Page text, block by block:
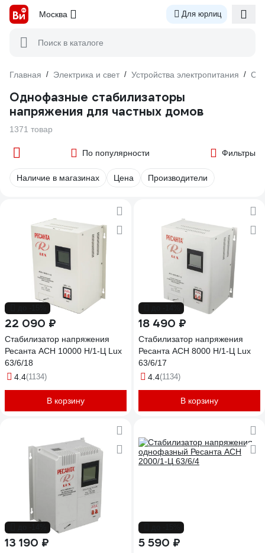
Москва Для юрлиц
Поиск в каталоге
Главная / Электрика и свет / Устройства электропитания /
Однофазные стабилизаторы
напряжения для частных домов
1371 товар
По популярности Фильтры
Наличие в магазинах Цена Производители
22 090 ₽
Стабилизатор напряжения
Ресанта АСН 10000 Н/1-Ц Lux
63/6/18
4.4(1134)
В корзину
18 490 ₽
Стабилизатор напряжения
Ресанта АСН 8000 Н/1-Ц Lux
63/6/17
4.4(1134)
В корзину
13 190 ₽ 5 590 ₽